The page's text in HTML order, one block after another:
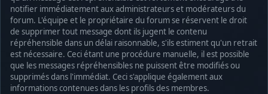
notifier immédiatement aux administrateurs et modérateurs du
forum. L'équipe et le propriétaire du forum se réservent le droit
de supprimer tout message dont ils jugent le contenu
répréhensible dans un délai raisonnable, s'ils estiment qu'un retrait
est nécessaire. Ceci étant une procédure manuelle, il est possible
que les messages répréhensibles ne puissent être modifiés ou
supprimés dans l'immédiat. Ceci s'applique également aux
informations contenues dans les profils des membres.